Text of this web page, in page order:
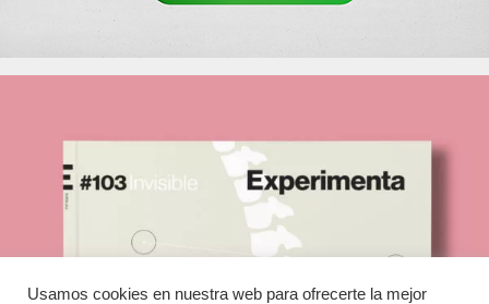
Usamos cookies en nuestra web para ofrecerte la mejor